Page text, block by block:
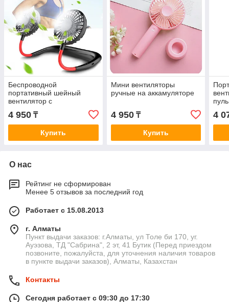
Беспроводной
портативный шейный
вентилятор с
аккумулятором.
4 950 ₸
Купить
Мини вентиляторы
ручные на аккамуляторе
4 950₸
Купить
4
О нас
Рейтинг не сформирован
Менее 5 отзывов за последний год
Работает с 15.08.2013
г. Алматы
Пункт выдачи заказов: г.Алматы, ул Толе би 170, уг.
Ауэзова, ТД "Сабрина", 2 эт, 41 Бутик (Перед приездом
позвоните, пожалуйста, для уточнения наличия товаров
в пункте выдачи заказов), Алматы, Казахстан
Контакты
Сегодня работает с 09:30 до 17:30